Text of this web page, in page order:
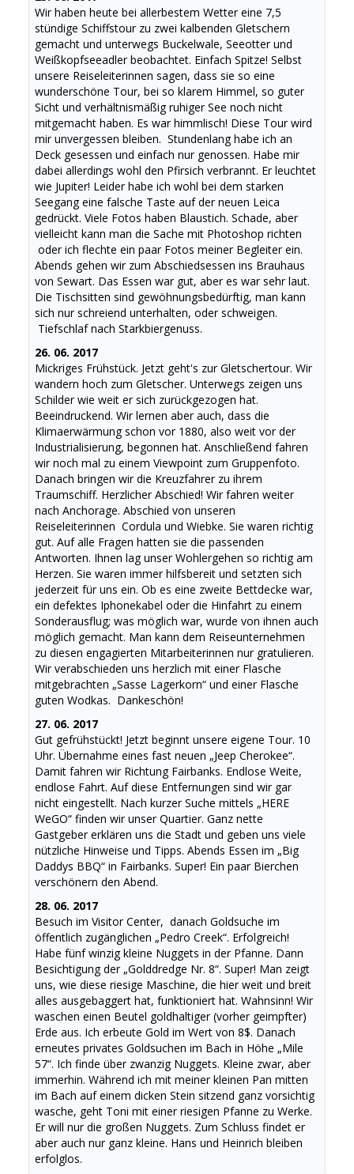
Wir haben heute bei allerbestem Wetter eine 7,5
stündige Schiffstour zu zwei kalbenden Gletschern
gemacht und unterwegs Buckelwale, Seeotter und
Weißkopfseeadler beobachtet. Einfach Spitze! Selbst
unsere Reiseleiterinnen sagen, dass sie so eine
wunderschöne Tour, bei so klarem Himmel, so guter
Sicht und verhältnismäßig ruhiger See noch nicht
mitgemacht haben. Es war himmlisch! Diese Tour wird
mir unvergessen bleiben. Stundenlang habe ich an
Deck gesessen und einfach nur genossen. Habe mir
dabei allerdings wohl den Pfirsich verbrannt. Er leuchtet
wie Jupiter! Leider habe ich wohl bei dem starken
Seegang eine falsche Taste auf der neuen Leica
gedrückt. Viele Fotos haben Blaustich. Schade, aber
vielleicht kann man die Sache mit Photoshop richten
oder ich flechte ein paar Fotos meiner Begleiter ein.
Abends gehen wir zum Abschiedsessen ins Brauhaus
von Sewart. Das Essen war gut, aber es war sehr laut.
Die Tischsitten sind gewöhnungsbedürftig, man kann
sich nur schreiend unterhalten, oder schweigen.
Tiefschlaf nach Starkbiergenuss.
26. 06. 2017
Mickriges Frühstück. Jetzt geht's zur Gletschertour. Wir
wandern hoch zum Gletscher. Unterwegs zeigen uns
Schilder wie weit er sich zurückgezogen hat.
Beeindruckend. Wir lernen aber auch, dass die
Klimaerwärmung schon vor 1880, also weit vor der
Industrialisierung, begonnen hat. Anschließend fahren
wir noch mal zu einem Viewpoint zum Gruppenfoto.
Danach bringen wir die Kreuzfahrer zu ihrem
Traumschiff. Herzlicher Abschied! Wir fahren weiter
nach Anchorage. Abschied von unseren
Reiseleiterinnen Cordula und Wiebke. Sie waren richtig
gut. Auf alle Fragen hatten sie die passenden
Antworten. Ihnen lag unser Wohlergehen so richtig am
Herzen. Sie waren immer hilfsbereit und setzten sich
jederzeit für uns ein. Ob es eine zweite Bettdecke war,
ein defektes Iphonekabel oder die Hinfahrt zu einem
Sonderausflug; was möglich war, wurde von ihnen auch
möglich gemacht. Man kann dem Reiseunternehmen
zu diesen engagierten Mitarbeiterinnen nur gratulieren.
Wir verabschieden uns herzlich mit einer Flasche
mitgebrachten „Sasse Lagerkorn“ und einer Flasche
guten Wodkas. Dankeschön!
27. 06. 2017
Gut gefrühstückt! Jetzt beginnt unsere eigene Tour. 10
Uhr. Übernahme eines fast neuen „Jeep Cherokee“.
Damit fahren wir Richtung Fairbanks. Endlose Weite,
endlose Fahrt. Auf diese Entfernungen sind wir gar
nicht eingestellt. Nach kurzer Suche mittels „HERE
WeGO“ finden wir unser Quartier. Ganz nette
Gastgeber erklären uns die Stadt und geben uns viele
nützliche Hinweise und Tipps. Abends Essen im „Big
Daddys BBQ“ in Fairbanks. Super! Ein paar Bierchen
verschönern den Abend.
28. 06. 2017
Besuch im Visitor Center, danach Goldsuche im
öffentlich zugänglichen „Pedro Creek“. Erfolgreich!
Habe fünf winzig kleine Nuggets in der Pfanne. Dann
Besichtigung der „Golddredge Nr. 8“. Super! Man zeigt
uns, wie diese riesige Maschine, die hier weit und breit
alles ausgebaggert hat, funktioniert hat. Wahnsinn! Wir
waschen einen Beutel goldhaltiger (vorher geimpfter)
Erde aus. Ich erbeute Gold im Wert von 8$. Danach
erneutes privates Goldsuchen im Bach in Höhe „Mile
57“. Ich finde über zwanzig Nuggets. Kleine zwar, aber
immerhin. Während ich mit meiner kleinen Pan mitten
im Bach auf einem dicken Stein sitzend ganz vorsichtig
wasche, geht Toni mit einer riesigen Pfanne zu Werke.
Er will nur die großen Nuggets. Zum Schluss findet er
aber auch nur ganz kleine. Hans und Heinrich bleiben
erfolglos.